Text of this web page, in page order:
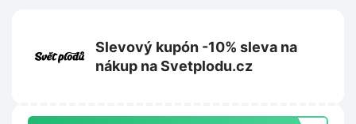
Slevový kupón -10% sleva na
nákup na Svetplodu.cz